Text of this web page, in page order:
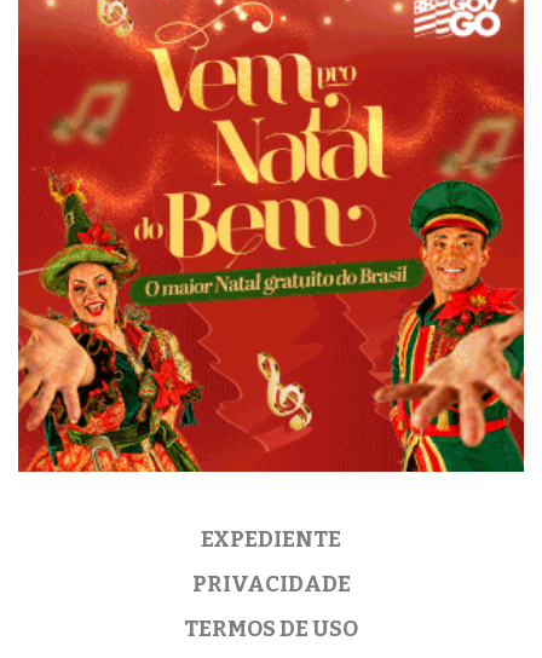
EXPEDIENTE
PRIVACIDADE
TERMOS DE USO